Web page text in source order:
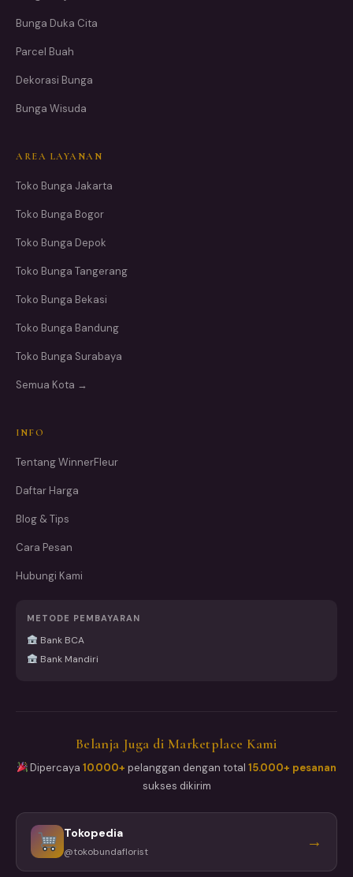
Bunga Duka Cita
Parcel Buah
Dekorasi Bunga
Bunga Wisuda
AREA LAYANAN
Toko Bunga Jakarta
Toko Bunga Bogor
Toko Bunga Depok
Toko Bunga Tangerang
Toko Bunga Bekasi
Toko Bunga Bandung
Toko Bunga Surabaya
Semua Kota →
INFO
Tentang WinnerFleur
Daftar Harga
Blog & Tips
Cara Pesan
Hubungi Kami
METODE PEMBAYARAN
Bank BCA
Bank Mandiri
Belanja Juga di Marketplace Kami
Dipercaya10.000+ pelanggan dengan total15.000+ pesanan
sukses dikirim
Tokopedia
@tokobundaflorist →